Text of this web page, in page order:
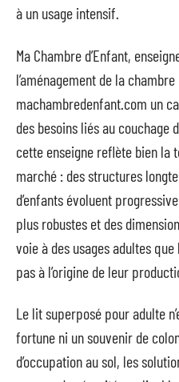
à un usage intensif.
Ma Chambre d’Enfant,
l’aménagement de la
machambredenfant.com un
des besoins liés au couchage
cette enseigne reflète bien la
marché : des structures
d’enfants évoluent
plus robustes et des
voie à des usages adultes
pas à l’origine de leur
Le lit superposé pour adulte
fortune ni un souvenir de
d’occupation au sol, les